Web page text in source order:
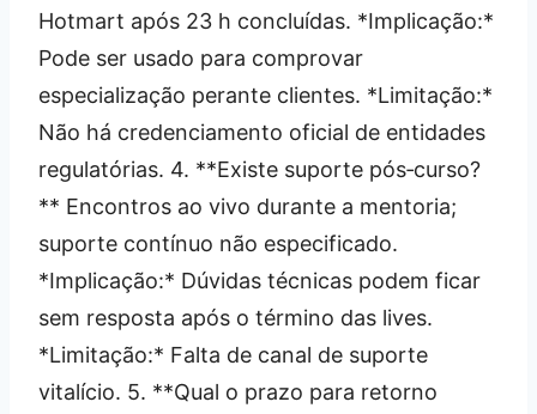
Hotmart após 23 h concluídas. *Implicação:*
Pode ser usado para comprovar
especialização perante clientes. *Limitação:*
Não há credenciamento oficial de entidades
regulatórias. 4. **Existe suporte pós‑curso?
** Encontros ao vivo durante a mentoria;
suporte contínuo não especificado.
*Implicação:* Dúvidas técnicas podem ficar
sem resposta após o término das lives.
*Limitação:* Falta de canal de suporte
vitalício. 5. **Qual o prazo para retorno